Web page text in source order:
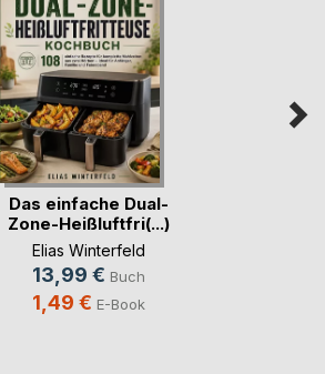
Das einfache Dual-
Zone-Heißluftfri(...)
Elias Winterfeld
13,99 € Buch
1,49 € E-Book